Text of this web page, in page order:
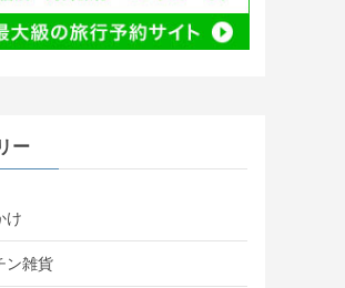
ー
け
ン雑貨